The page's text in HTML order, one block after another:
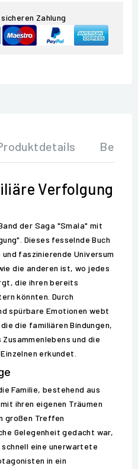
Zahlung
Verfolgung
der Saga "Smala" mit
Dieses fesselnde Buch
faszinierende Universum
die anderen ist, wo jedes
die ihren bereits
könnten. Durch
spürbare Emotionen webt
die familiären Bindungen,
und die
erkundet.
Familie, bestehend aus
ihren eigenen Träumen
großen Treffen
Gelegenheit gedacht war,
eine unerwartete
in ein